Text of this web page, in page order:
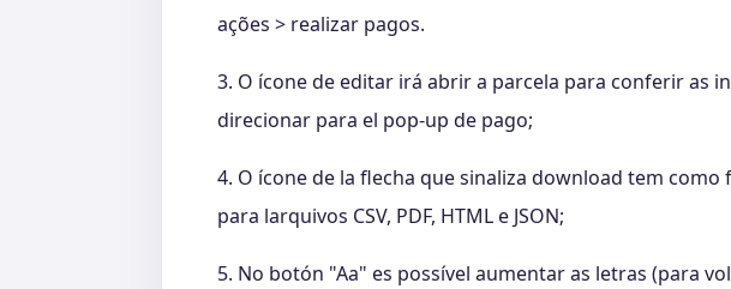
ações > realizar pagos.
3. O ícone de editar irá abrir a parcela para conferir as
direcionar para el pop-up de pago;
4. O ícone de la flecha que sinaliza download tem
para larquivos CSV, PDF, HTML e JSON;
5. No botón "Aa" es possível aumentar as letras (para